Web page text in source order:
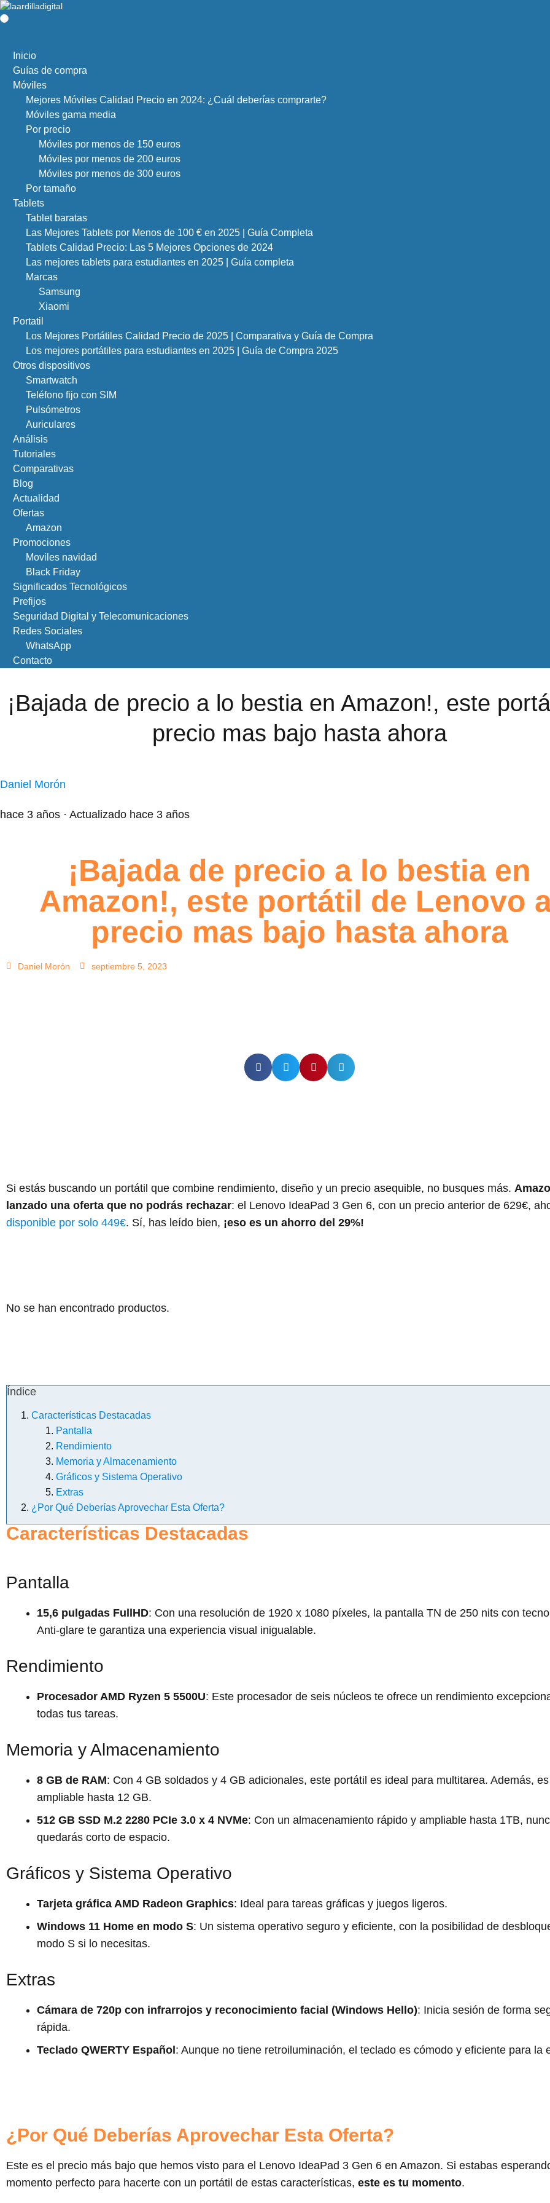
Inicio
Guías de compra
Móviles
Mejores Móviles Calidad Precio en 2024: ¿Cuál deberías comprarte?
Móviles gama media
Por precio
Móviles por menos de 150 euros
Móviles por menos de 200 euros
Móviles por menos de 300 euros
Por tamaño
Tablets
Tablet baratas
Las Mejores Tablets por Menos de 100 € en 2025 | Guía Completa
Tablets Calidad Precio: Las 5 Mejores Opciones de 2024
Las mejores tablets para estudiantes en 2025 | Guía completa
Marcas
Samsung
Xiaomi
Portatil
Los Mejores Portátiles Calidad Precio de 2025 | Comparativa y Guía de Compra
Los mejores portátiles para estudiantes en 2025 | Guía de Compra 2025
Otros dispositivos
Smartwatch
Teléfono fijo con SIM
Pulsómetros
Auriculares
Análisis
Tutoriales
Comparativas
Blog
Actualidad
Ofertas
Amazon
Promociones
Moviles navidad
Black Friday
Significados Tecnológicos
Prefijos
Seguridad Digital y Telecomunicaciones
Redes Sociales
WhatsApp
Contacto
¡Bajada de precio a lo bestia en Amazon!, este
precio mas bajo hasta ahora
Daniel Morón
hace 3 años · Actualizado hace 3 años
¡Bajada de precio a lo bestia en
Amazon!, este portátil de Lenovo
precio mas bajo hasta ahora
Daniel Morón septiembre 5, 2023
Si estás buscando un portátil que combine rendimiento, diseño y un precio asequible, no busques más.
lanzado una oferta que no podrás rechazar: el Lenovo IdeaPad 3 Gen 6, con un precio anterior de 629€,
disponible por solo 449€. Sí, has leído bien, ¡eso es un ahorro del 29%!
No se han encontrado productos.
Índice
Características Destacadas
Pantalla
Rendimiento
Memoria y Almacenamiento
Gráficos y Sistema Operativo
Extras
¿Por Qué Deberías Aprovechar Esta Oferta?
Características Destacadas
Pantalla
15,6 pulgadas FullHD: Con una resolución de 1920 x 1080 píxeles, la pantalla TN de 250 nits con
Anti-glare te garantiza una experiencia visual inigualable.
Rendimiento
Procesador AMD Ryzen 5 5500U: Este procesador de seis núcleos te ofrece un rendimiento
todas tus tareas.
Memoria y Almacenamiento
8 GB de RAM: Con 4 GB soldados y 4 GB adicionales, este portátil es ideal para multitarea. Además, es
ampliable hasta 12 GB.
512 GB SSD M.2 2280 PCIe 3.0 x 4 NVMe: Con un almacenamiento rápido y ampliable hasta 1TB,
quedarás corto de espacio.
Gráficos y Sistema Operativo
Tarjeta gráfica AMD Radeon Graphics: Ideal para tareas gráficas y juegos ligeros.
Windows 11 Home en modo S: Un sistema operativo seguro y eficiente, con la posibilidad de
modo S si lo necesitas.
Extras
Cámara de 720p con infrarrojos y reconocimiento facial (Windows Hello): Inicia sesión de forma
rápida.
Teclado QWERTY Español : Aunque no tiene retroiluminación, el teclado es cómodo y eficiente para la
¿Por Qué Deberías Aprovechar Esta Oferta?
Este es el precio más bajo que hemos visto para el Lenovo IdeaPad 3 Gen 6 en Amazon. Si estabas
momento perfecto para hacerte con un portátil de estas características, este es tu momento.